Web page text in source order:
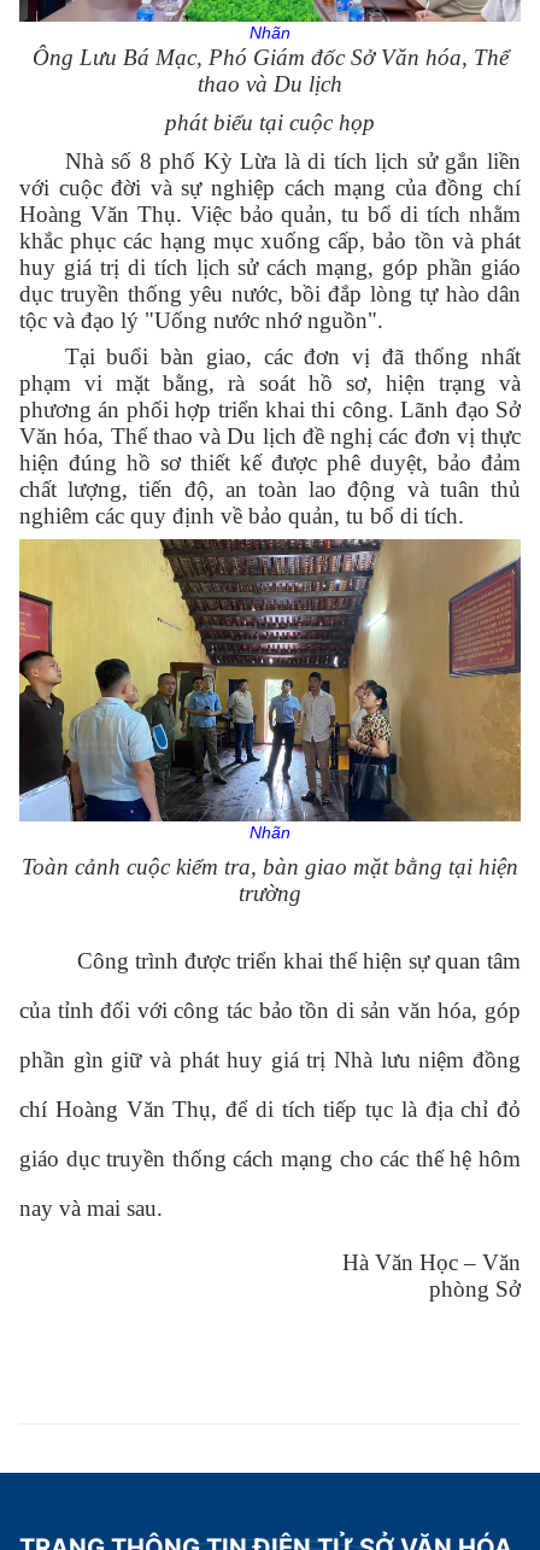
Nhãn
Ông Lưu Bá Mạc, Phó Giám đốc Sở Văn hóa, Thể
thao và Du lịch
phát biểu tại cuộc họp
Nhà số 8 phố Kỳ Lừa là di tích lịch sử gắn liền
với cuộc đời và sự nghiệp cách mạng của đồng chí
Hoàng Văn Thụ. Việc bảo quản, tu bổ di tích nhằm
khắc phục các hạng mục xuống cấp, bảo tồn và phát
huy giá trị di tích lịch sử cách mạng, góp phần giáo
dục truyền thống yêu nước, bồi đắp lòng tự hào dân
tộc và đạo lý "Uống nước nhớ nguồn".
Tại buổi bàn giao, các đơn vị đã thống nhất
phạm vi mặt bằng, rà soát hồ sơ, hiện trạng và
phương án phối hợp triển khai thi công. Lãnh đạo Sở
Văn hóa, Thể thao và Du lịch đề nghị các đơn vị thực
hiện đúng hồ sơ thiết kế được phê duyệt, bảo đảm
chất lượng, tiến độ, an toàn lao động và tuân thủ
nghiêm các quy định về bảo quản, tu bổ di tích.
Nhãn
Toàn cảnh cuộc kiểm tra, bàn giao mặt bằng tại hiện
trường
Công trình được triển khai thể hiện sự quan tâm
của tỉnh đối với công tác bảo tồn di sản văn hóa, góp
phần gìn giữ và phát huy giá trị Nhà lưu niệm đồng
chí Hoàng Văn Thụ, để di tích tiếp tục là địa chỉ đỏ
giáo dục truyền thống cách mạng cho các thế hệ hôm
nay và mai sau.
Hà Văn Học – Văn
phòng Sở